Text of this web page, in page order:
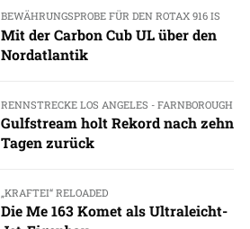
BEWÄHRUNGSPROBE FÜR DEN ROTAX 916 IS
Mit der Carbon Cub UL über den
Nordatlantik
RENNSTRECKE LOS ANGELES - FARNBOROUGH
Gulfstream holt Rekord nach zehn
Tagen zurück
„KRAFTEI“ RELOADED
Die Me 163 Komet als Ultraleicht-